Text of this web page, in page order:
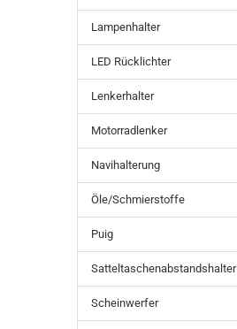
Lampenhalter
LED Rücklichter
Lenkerhalter
Motorradlenker
Navihalterung
Öle/Schmierstoffe
Puig
Satteltaschenabstandshalter
Scheinwerfer